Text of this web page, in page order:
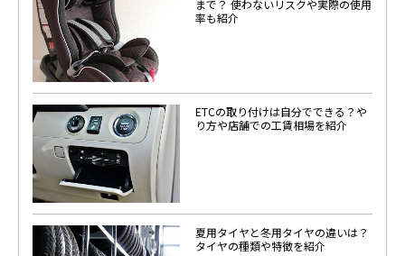
まで？ 使わないリスクや実際の使用
率も紹介
ETCの取り付けは自分でできる？や
り方や店舗での工賃相場を紹介
夏用タイヤと冬用タイヤの違いは？
タイヤの種類や特徴を紹介